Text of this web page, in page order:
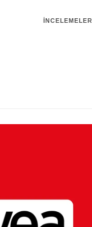
İNCELEMELER